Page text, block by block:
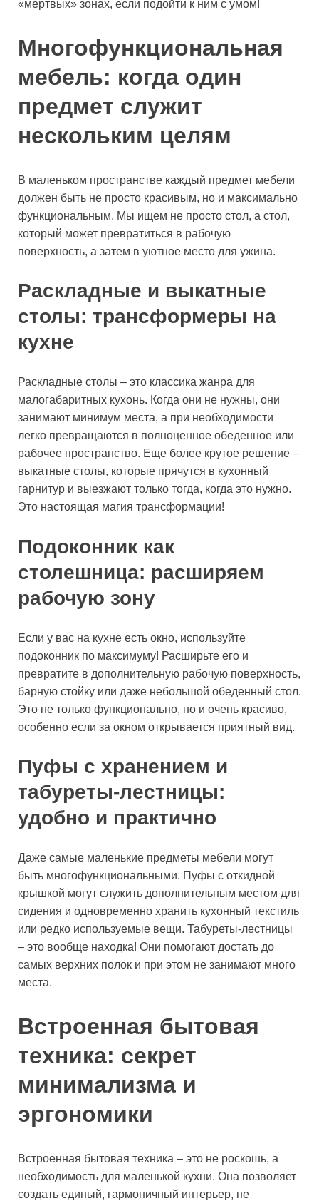
«мертвых» зонах, если подойти к ним с умом!
Многофункциональная
мебель: когда один
предмет служит
нескольким целям
В маленьком пространстве каждый предмет мебели
должен быть не просто красивым, но и максимально
функциональным. Мы ищем не просто стол, а стол,
который может превратиться в рабочую
поверхность, а затем в уютное место для ужина.
Раскладные и выкатные
столы: трансформеры на
кухне
Раскладные столы – это классика жанра для
малогабаритных кухонь. Когда они не нужны, они
занимают минимум места, а при необходимости
легко превращаются в полноценное обеденное или
рабочее пространство. Еще более крутое решение –
выкатные столы, которые прячутся в кухонный
гарнитур и выезжают только тогда, когда это нужно.
Это настоящая магия трансформации!
Подоконник как
столешница: расширяем
рабочую зону
Если у вас на кухне есть окно, используйте
подоконник по максимуму! Расширьте его и
превратите в дополнительную рабочую поверхность,
барную стойку или даже небольшой обеденный стол.
Это не только функционально, но и очень красиво,
особенно если за окном открывается приятный вид.
Пуфы с хранением и
табуреты-лестницы:
удобно и практично
Даже самые маленькие предметы мебели могут
быть многофункциональными. Пуфы с откидной
крышкой могут служить дополнительным местом для
сидения и одновременно хранить кухонный текстиль
или редко используемые вещи. Табуреты-лестницы
– это вообще находка! Они помогают достать до
самых верхних полок и при этом не занимают много
места.
Встроенная бытовая
техника: секрет
минимализма и
эргономики
Встроенная бытовая техника – это не роскошь, а
необходимость для маленькой кухни. Она позволяет
создать единый, гармоничный интерьер, не